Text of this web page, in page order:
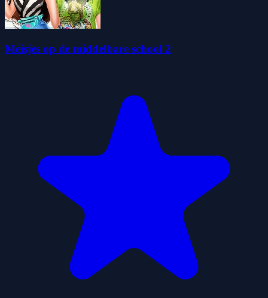
Meisjes op de middelbare school 2